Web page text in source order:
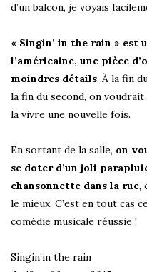
d’un balcon, je voyais
« Singin’ in the rain » est
l’américaine, une pièce
moindres détails. À la fin
la fin du second, on
la vivre une nouvelle fois.
En sortant de la salle, on
se doter d’un joli
chansonnette dans la rue,
le mieux. C’est en tout cas
comédie musicale réussie !
Singin’in the rain